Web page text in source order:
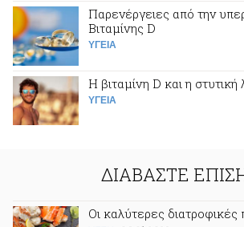
Παρενέργειες από την
Βιταμίνης D
ΥΓΕΙΑ
Η βιταμίνη D και η στυτική
ΥΓΕΙΑ
ΔΙΑΒΑΣΤΕ
Οι καλύτερες διατροφικές